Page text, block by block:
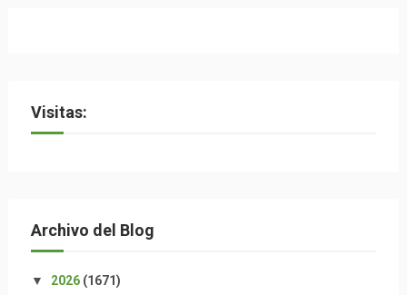
Visitas:
Archivo del Blog
▼ 2026 (1671)